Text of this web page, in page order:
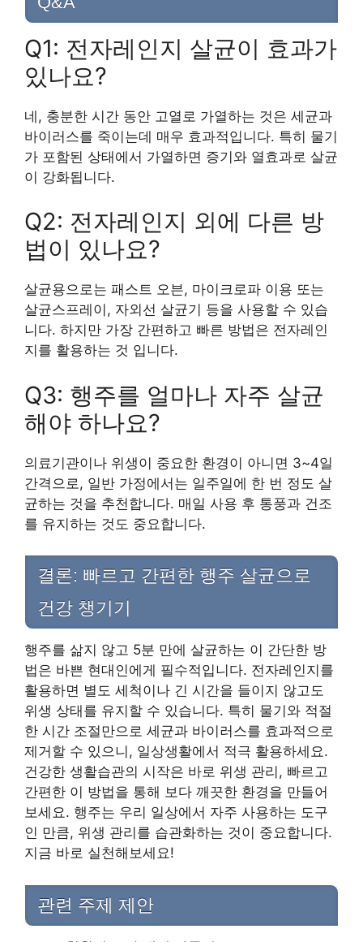
Q1: 전자레인지 살균이 효과가
있나요?
네, 충분한 시간 동안 고열로 가열하는 것은 세균과
바이러스를 죽이는데 매우 효과적입니다. 특히 물기
가 포함된 상태에서 가열하면 증기와 열효과로 살균
이 강화됩니다.
Q2: 전자레인지 외에 다른 방
법이 있나요?
살균용으로는 패스트 오븐, 마이크로파 이용 또는
살균스프레이, 자외선 살균기 등을 사용할 수 있습
니다. 하지만 가장 간편하고 빠른 방법은 전자레인
지를 활용하는 것 입니다.
Q3: 행주를 얼마나 자주 살균
해야 하나요?
의료기관이나 위생이 중요한 환경이 아니면 3~4일
간격으로, 일반 가정에서는 일주일에 한 번 정도 살
균하는 것을 추천합니다. 매일 사용 후 통풍과 건조
를 유지하는 것도 중요합니다.
결론: 빠르고 간편한 행주 살균으로
건강 챙기기
행주를 삶지 않고 5분 만에 살균하는 이 간단한 방
법은 바쁜 현대인에게 필수적입니다. 전자레인지를
활용하면 별도 세척이나 긴 시간을 들이지 않고도
위생 상태를 유지할 수 있습니다. 특히 물기와 적절
한 시간 조절만으로 세균과 바이러스를 효과적으로
제거할 수 있으니, 일상생활에서 적극 활용하세요.
건강한 생활습관의 시작은 바로 위생 관리, 빠르고
간편한 이 방법을 통해 보다 깨끗한 환경을 만들어
보세요. 행주는 우리 일상에서 자주 사용하는 도구
인 만큼, 위생 관리를 습관화하는 것이 중요합니다.
지금 바로 실천해보세요!
관련 주제 제안